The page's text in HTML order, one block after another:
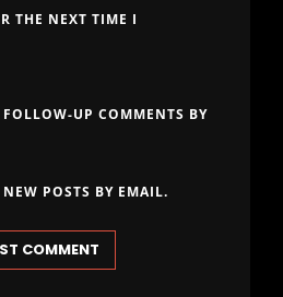
THE NEXT TIME I
UP COMMENTS BY
POSTS BY EMAIL.